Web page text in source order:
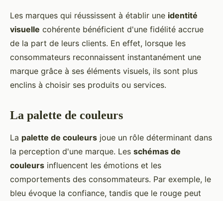
Les marques qui réussissent à établir une identité
visuelle cohérente bénéficient d'une fidélité accrue
de la part de leurs clients. En effet, lorsque les
consommateurs reconnaissent instantanément une
marque grâce à ses éléments visuels, ils sont plus
enclins à choisir ses produits ou services.
La palette de couleurs
La palette de couleurs joue un rôle déterminant dans
la perception d'une marque. Les schémas de
couleurs influencent les émotions et les
comportements des consommateurs. Par exemple, le
bleu évoque la confiance, tandis que le rouge peut